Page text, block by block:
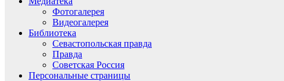
Фотогалерея
Видеогалерея
Библиотека
Севастопольская правда
Правда
Советская Россия
Персональные страницы